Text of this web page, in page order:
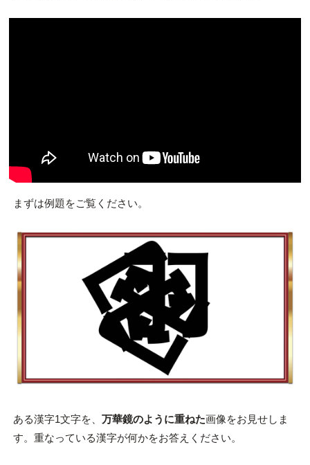
まずは例題をご覧ください。
ある漢字1文字を、 万華鏡のように重ねた画像をお見せしま
す。重なっている漢字が何かをお答えください。